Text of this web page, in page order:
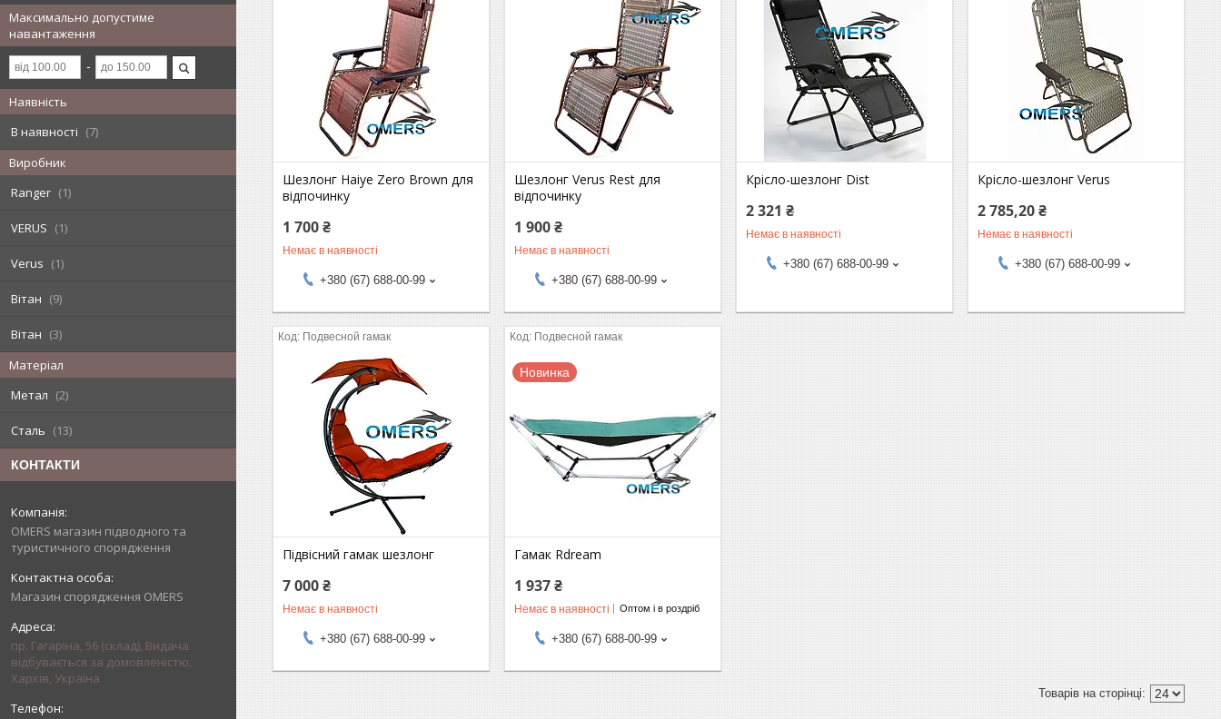
Максимально допустиме
навантаження
Наявність
В наявності
7
Виробник
Ranger
1
VERUS 1
Verus 1
Вітан 9
Вітан
3
Матеріал
Метал
2
Сталь 13
КОНТАКТИ
OMERS магазин підводного та
туристичного спорядження
Магазин спорядження OMERS
пр. Гагаріна, 56 (склад), Видача
відбувається за домовленістю,
Харків, Україна
Шезлонг Haiye Zero Brown для
відпочинку
1 700 ₴
Немає в наявності
+380 (67) 688-00-99
Шезлонг Verus Rest для
відпочинку
1 900 ₴
Немає в наявності
+380 (67) 688-00-99
Крісло-шезлонг Dist
2 321 ₴
Немає в наявності
+380 (67) 688-00-99
Крісло-шезлонг Verus
2 785,20 ₴
Немає в наявності
+380 (67) 688-00-99
Подвесной гамак
Підвісний гамак шезлонг
7 000 ₴
Немає в наявності
+380 (67) 688-00-99
Подвесной гамак
Новинка
Гамак Rdream
1 937 ₴
Немає в наявності Оптом і в роздріб
+380 (67) 688-00-99